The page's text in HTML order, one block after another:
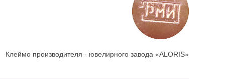
Клеймо производителя - ювелирного завода «ALORIS»